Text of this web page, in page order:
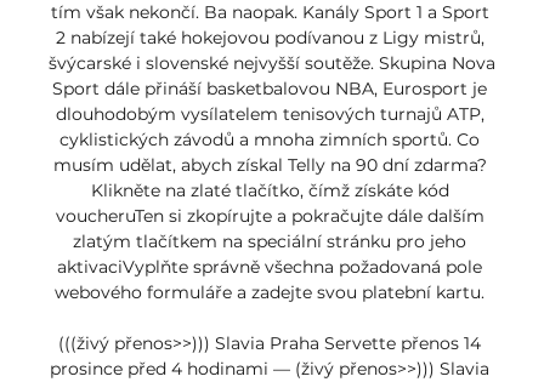
tím však nekončí. Ba naopak. Kanály Sport 1 a Sport
2 nabízejí také hokejovou podívanou z Ligy mistrů,
švýcarské i slovenské nejvyšší soutěže. Skupina Nova
Sport dále přináší basketbalovou NBA, Eurosport je
dlouhodobým vysílatelem tenisových turnajů ATP,
cyklistických závodů a mnoha zimních sportů. Co
musím udělat, abych získal Telly na 90 dní zdarma?
Klikněte na zlaté tlačítko, čímž získáte kód
voucheruTen si zkopírujte a pokračujte dále dalším
zlatým tlačítkem na speciální stránku pro jeho
aktivaciVyplňte správně všechna požadovaná pole
webového formuláře a zadejte svou platební kartu.
(((živý přenos>>))) Slavia Praha Servette přenos 14
prosince před 4 hodinami — (živý přenos>>))) Slavia